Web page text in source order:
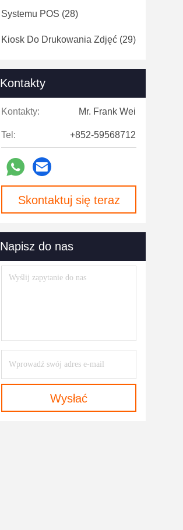
Systemu POS (28)
Kiosk Do Drukowania Zdjęć (29)
(7)
Speed ​​Gates (12)
Kontakty
Kontakty: Mr. Frank Wei
Tel: +852-59568712
Skontaktuj się teraz
Napisz do nas
Wysłać